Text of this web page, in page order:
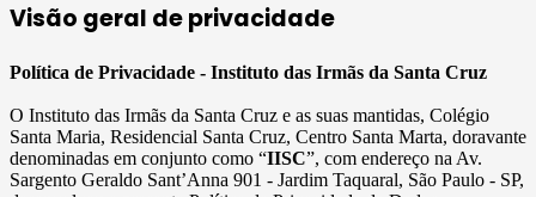
Visão geral de privacidade
Política de Privacidade - Instituto das Irmãs da Santa Cruz
O Instituto das Irmãs da Santa Cruz e as suas mantidas, Colégio
Santa Maria, Residencial Santa Cruz, Centro Santa Marta, doravante
denominadas em conjunto como “IISC”, com endereço na Av.
Sargento Geraldo Sant’Anna 901 - Jardim Taquaral, São Paulo - SP,